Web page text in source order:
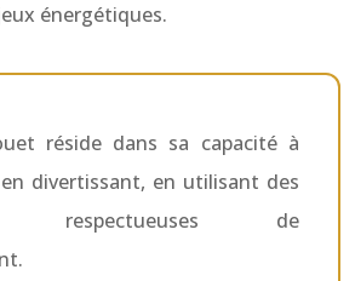
énergétiques.
réside dans sa capacité à
divertissant, en utilisant des
respectueuses de